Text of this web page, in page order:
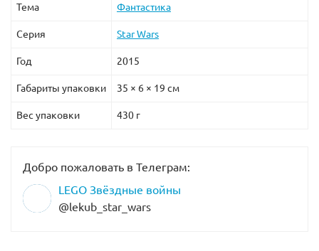
Тема Фантастика
Серия Star Wars
Год 2015
Габариты упаковки 35 × 6 × 19 см
Вес упаковки 430 г
Добро пожаловать в Телеграм:
LEGO Звёздные войны
@lekub_star_wars